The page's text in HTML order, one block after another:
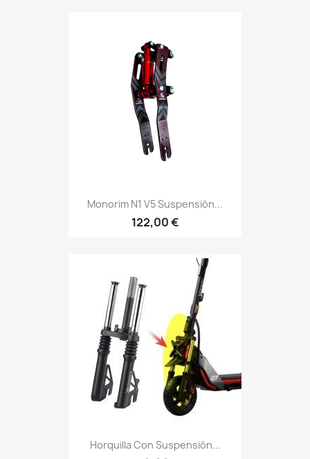
Monorim N1 V5 Suspensión...
122,00 €
Horquilla Con Suspensión...